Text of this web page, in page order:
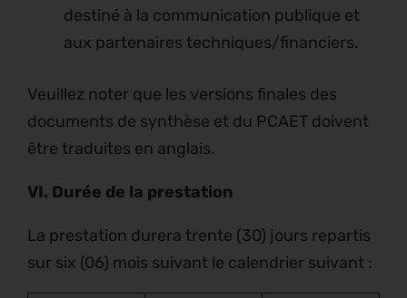
destiné à la communication publique et
aux partenaires techniques/financiers.
Veuillez noter que les versions finales des
documents de synthèse et du PCAET doivent
être traduites en anglais.
VI. Durée de la prestation
La prestation durera trente (30) jours repartis
sur six (06) mois suivant le calendrier suivant :